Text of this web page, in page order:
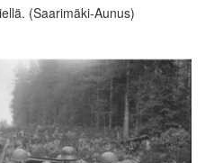
(Saarimäki-Aunus)